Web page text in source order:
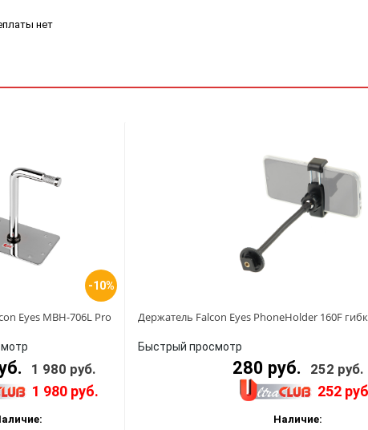
нет
-10%
Eyes MBH-706L Pro
1 980 руб.
1 980 руб.
Держатель Falcon Eyes PhoneHolder 160F
Быстрый просмотр
280 руб. 252 руб.
252
Наличие: